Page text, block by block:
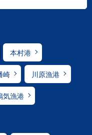
本村港
崎 川原漁港
気漁港